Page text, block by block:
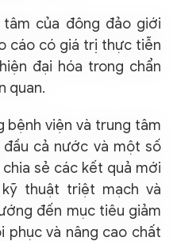
của đông đảo giới
cáo có giá trị thực tiễn
đại hóa trong chẩn
quan.
bệnh viện và trung tâm
đầu cả nước và một số
sẻ các kết quả mới
thuật triệt mạch và
đến mục tiêu giảm
phục và nâng cao chất